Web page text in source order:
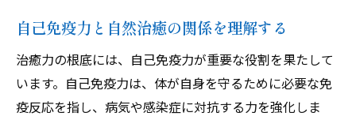
朝のルーティンで心と体を整える
効果的な呼吸法の実践
治癒力を活性化させるヨガとストレッチ
デジタルデトックスのすすめ
自己免疫力と自然治癒の関係を理解する
治癒力の根底には、自己免疫力が重要な役割を果たして
います。自己免疫力は、体が自身を守るために必要な免
疫反応を指し、病気や感染症に対抗する力を強化しま